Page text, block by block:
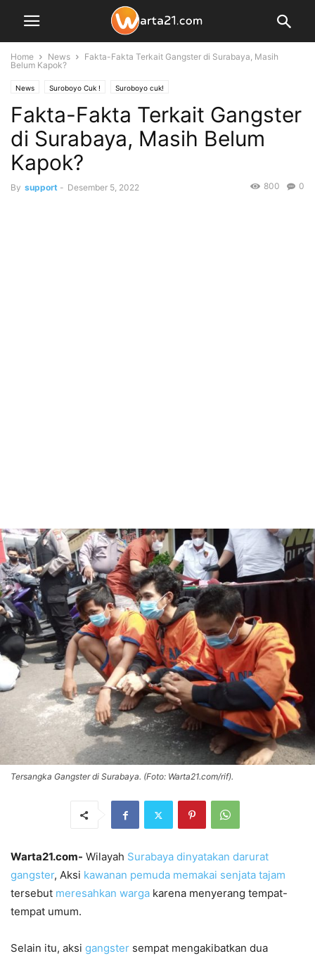
Home News
Fakta-Fakta Terkait Gangster di Surabaya, Masih
Belum Kapok?
News Suroboyo Cuk ! Suroboyo cuk!
Fakta-Fakta Terkait Gangster
di Surabaya, Masih Belum
Kapok?
By support - Desember 5, 2022 0
800
Tersangka Gangster di Surabaya. (Foto: Warta21.com/rif).
Warta21.com- Wilayah Surabaya dinyatakan darurat
gangster, Aksi kawanan pemuda memakai senjata tajam
tersebut meresahkan warga karena menyerang tempat-
tempat umum.
Selain itu, aksi gangster sempat mengakibatkan dua